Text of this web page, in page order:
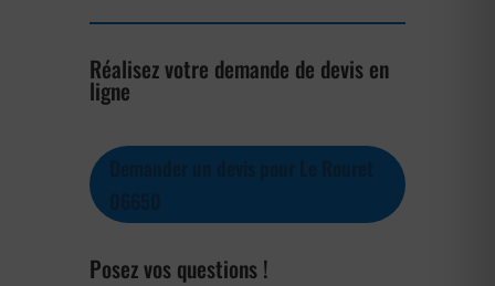
Réalisez votre demande de devis en
ligne
Posez vos questions !